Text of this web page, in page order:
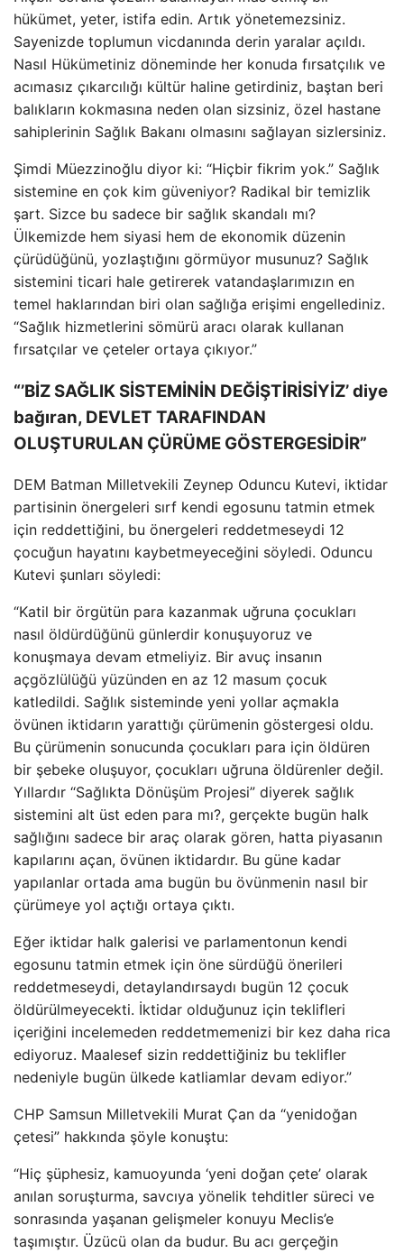
hükümet, yeter, istifa edin. Artık yönetemezsiniz.
Sayenizde toplumun vicdanında derin yaralar açıldı.
Nasıl Hükümetiniz döneminde her konuda fırsatçılık ve
acımasız çıkarcılığı kültür haline getirdiniz, baştan beri
balıkların kokmasına neden olan sizsiniz, özel hastane
sahiplerinin Sağlık Bakanı olmasını sağlayan sizlersiniz.
Şimdi Müezzinoğlu diyor ki: “Hiçbir fikrim yok.” Sağlık
sistemine en çok kim güveniyor? Radikal bir temizlik
şart. Sizce bu sadece bir sağlık skandalı mı?
Ülkemizde hem siyasi hem de ekonomik düzenin
çürüdüğünü, yozlaştığını görmüyor musunuz? Sağlık
sistemini ticari hale getirerek vatandaşlarımızın en
temel haklarından biri olan sağlığa erişimi engellediniz.
“Sağlık hizmetlerini sömürü aracı olarak kullanan
fırsatçılar ve çeteler ortaya çıkıyor.”
“’BİZ SAĞLIK SİSTEMİNİN DEĞİŞTİRİSİYİZ’ diye
bağıran, DEVLET TARAFINDAN
OLUŞTURULAN ÇÜRÜME GÖSTERGESİDİR”
DEM Batman Milletvekili Zeynep Oduncu Kutevi, iktidar
partisinin önergeleri sırf kendi egosunu tatmin etmek
için reddettiğini, bu önergeleri reddetmeseydi 12
çocuğun hayatını kaybetmeyeceğini söyledi. Oduncu
Kutevi şunları söyledi:
“Katil bir örgütün para kazanmak uğruna çocukları
nasıl öldürdüğünü günlerdir konuşuyoruz ve
konuşmaya devam etmeliyiz. Bir avuç insanın
açgözlülüğü yüzünden en az 12 masum çocuk
katledildi. Sağlık sisteminde yeni yollar açmakla
övünen iktidarın yarattığı çürümenin göstergesi oldu.
Bu çürümenin sonucunda çocukları para için öldüren
bir şebeke oluşuyor, çocukları uğruna öldürenler değil.
Yıllardır “Sağlıkta Dönüşüm Projesi” diyerek sağlık
sistemini alt üst eden para mı?, gerçekte bugün halk
sağlığını sadece bir araç olarak gören, hatta piyasanın
kapılarını açan, övünen iktidardır. Bu güne kadar
yapılanlar ortada ama bugün bu övünmenin nasıl bir
çürümeye yol açtığı ortaya çıktı.
Eğer iktidar halk galerisi ve parlamentonun kendi
egosunu tatmin etmek için öne sürdüğü önerileri
reddetmeseydi, detaylandırsaydı bugün 12 çocuk
öldürülmeyecekti. İktidar olduğunuz için teklifleri
içeriğini incelemeden reddetmemenizi bir kez daha rica
ediyoruz. Maalesef sizin reddettiğiniz bu teklifler
nedeniyle bugün ülkede katliamlar devam ediyor.”
CHP Samsun Milletvekili Murat Çan da “yenidoğan
çetesi” hakkında şöyle konuştu:
“Hiç şüphesiz, kamuoyunda ‘yeni doğan çete’ olarak
anılan soruşturma, savcıya yönelik tehditler süreci ve
sonrasında yaşanan gelişmeler konuyu Meclis’e
taşımıştır. Üzücü olan da budur. Bu acı gerçeğin